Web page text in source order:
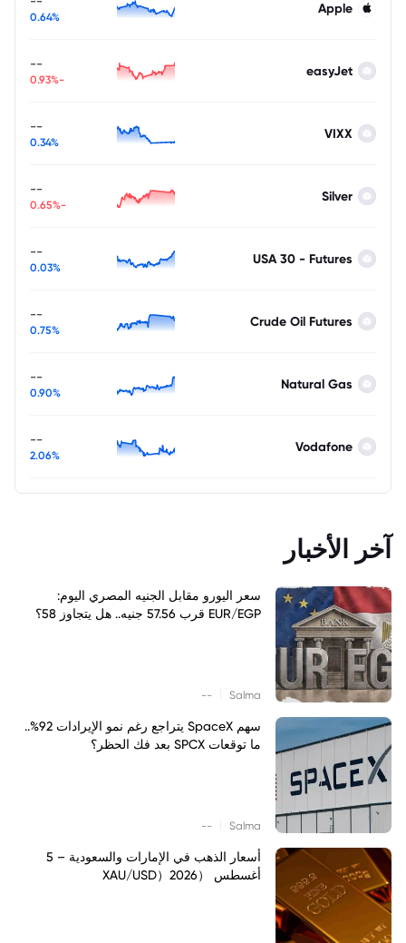
Apple
0.64%
easyJet
--
-0.93%
VIXX
--
0.34%
Silver
--
-0.65%
USA 30 - Futures
--
0.03%
Crude Oil Futures
--
0.75%
Natural Gas
--
0.90%
Vodafone
--
2.06%
آخر الأخبار
سعر اليورو مقابل الجنيه المصري اليوم:
EUR/EGP قرب 57.56 جنيه.. هل يتجاوز 58؟
Salma
--
سهم SpaceX يتراجع رغم نمو الإيرادات 92%..
ما توقعات SPCX بعد فك الحظر؟
Salma
--
أسعار الذهب في الإمارات والسعودية – 5
أغسطس （XAU/USD）2026